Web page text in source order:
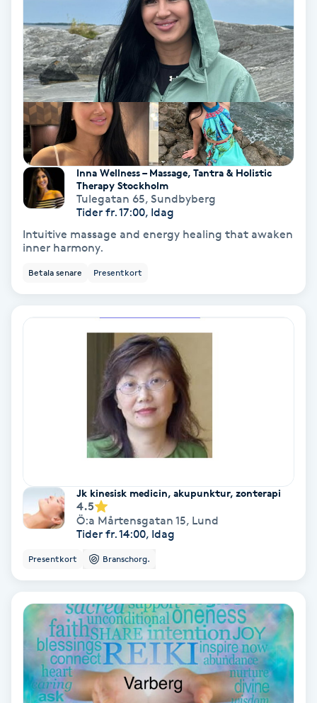
IPL hårborttagning
IR-massage
Japansk massage
K18
Katun fransar
Kemisk peeling
Keratinbehandling
Klippning
Klippning & Slingor
Koppningsmassage
Kosmetisk tatuering
Inna Wellness – Massage, Tantra & Holistic
Therapy Stockholm
Tulegatan 65, Sundbyberg
Tider fr. 17:00, Idag
Intuitive massage and energy healing that awaken
inner harmony.
Betala senare Presentkort
Jk kinesisk medicin, akupunktur, zonterapi
4.5
Ö:a Mårtensgatan 15, Lund
Tider fr. 14:00, Idag
Presentkort Branschorg.